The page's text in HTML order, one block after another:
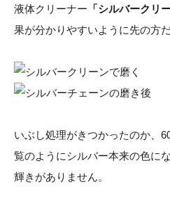
液体クリーナー 「シルバークリ
果が分かりやすいように先の方
いぶし処理がきつかったのか、
覧のようにシルバー本来の色に
輝きがありません。